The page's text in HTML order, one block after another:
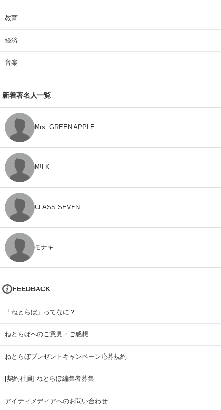
教育
経済
音楽
新着著名人一覧
Mrs. GREEN APPLE
M!LK
CLASS SEVEN
モナキ
FEEDBACK
「ねとらぼ」ってなに？
ねとらぼへのご意見・ご感想
ねとらぼプレゼントキャンペーン応募規約
[契約社員] ねとらぼ編集者募集
アイティメディアへのお問い合わせ